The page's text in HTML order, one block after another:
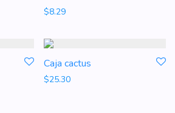
$8.29
Caja cactus
$25.30